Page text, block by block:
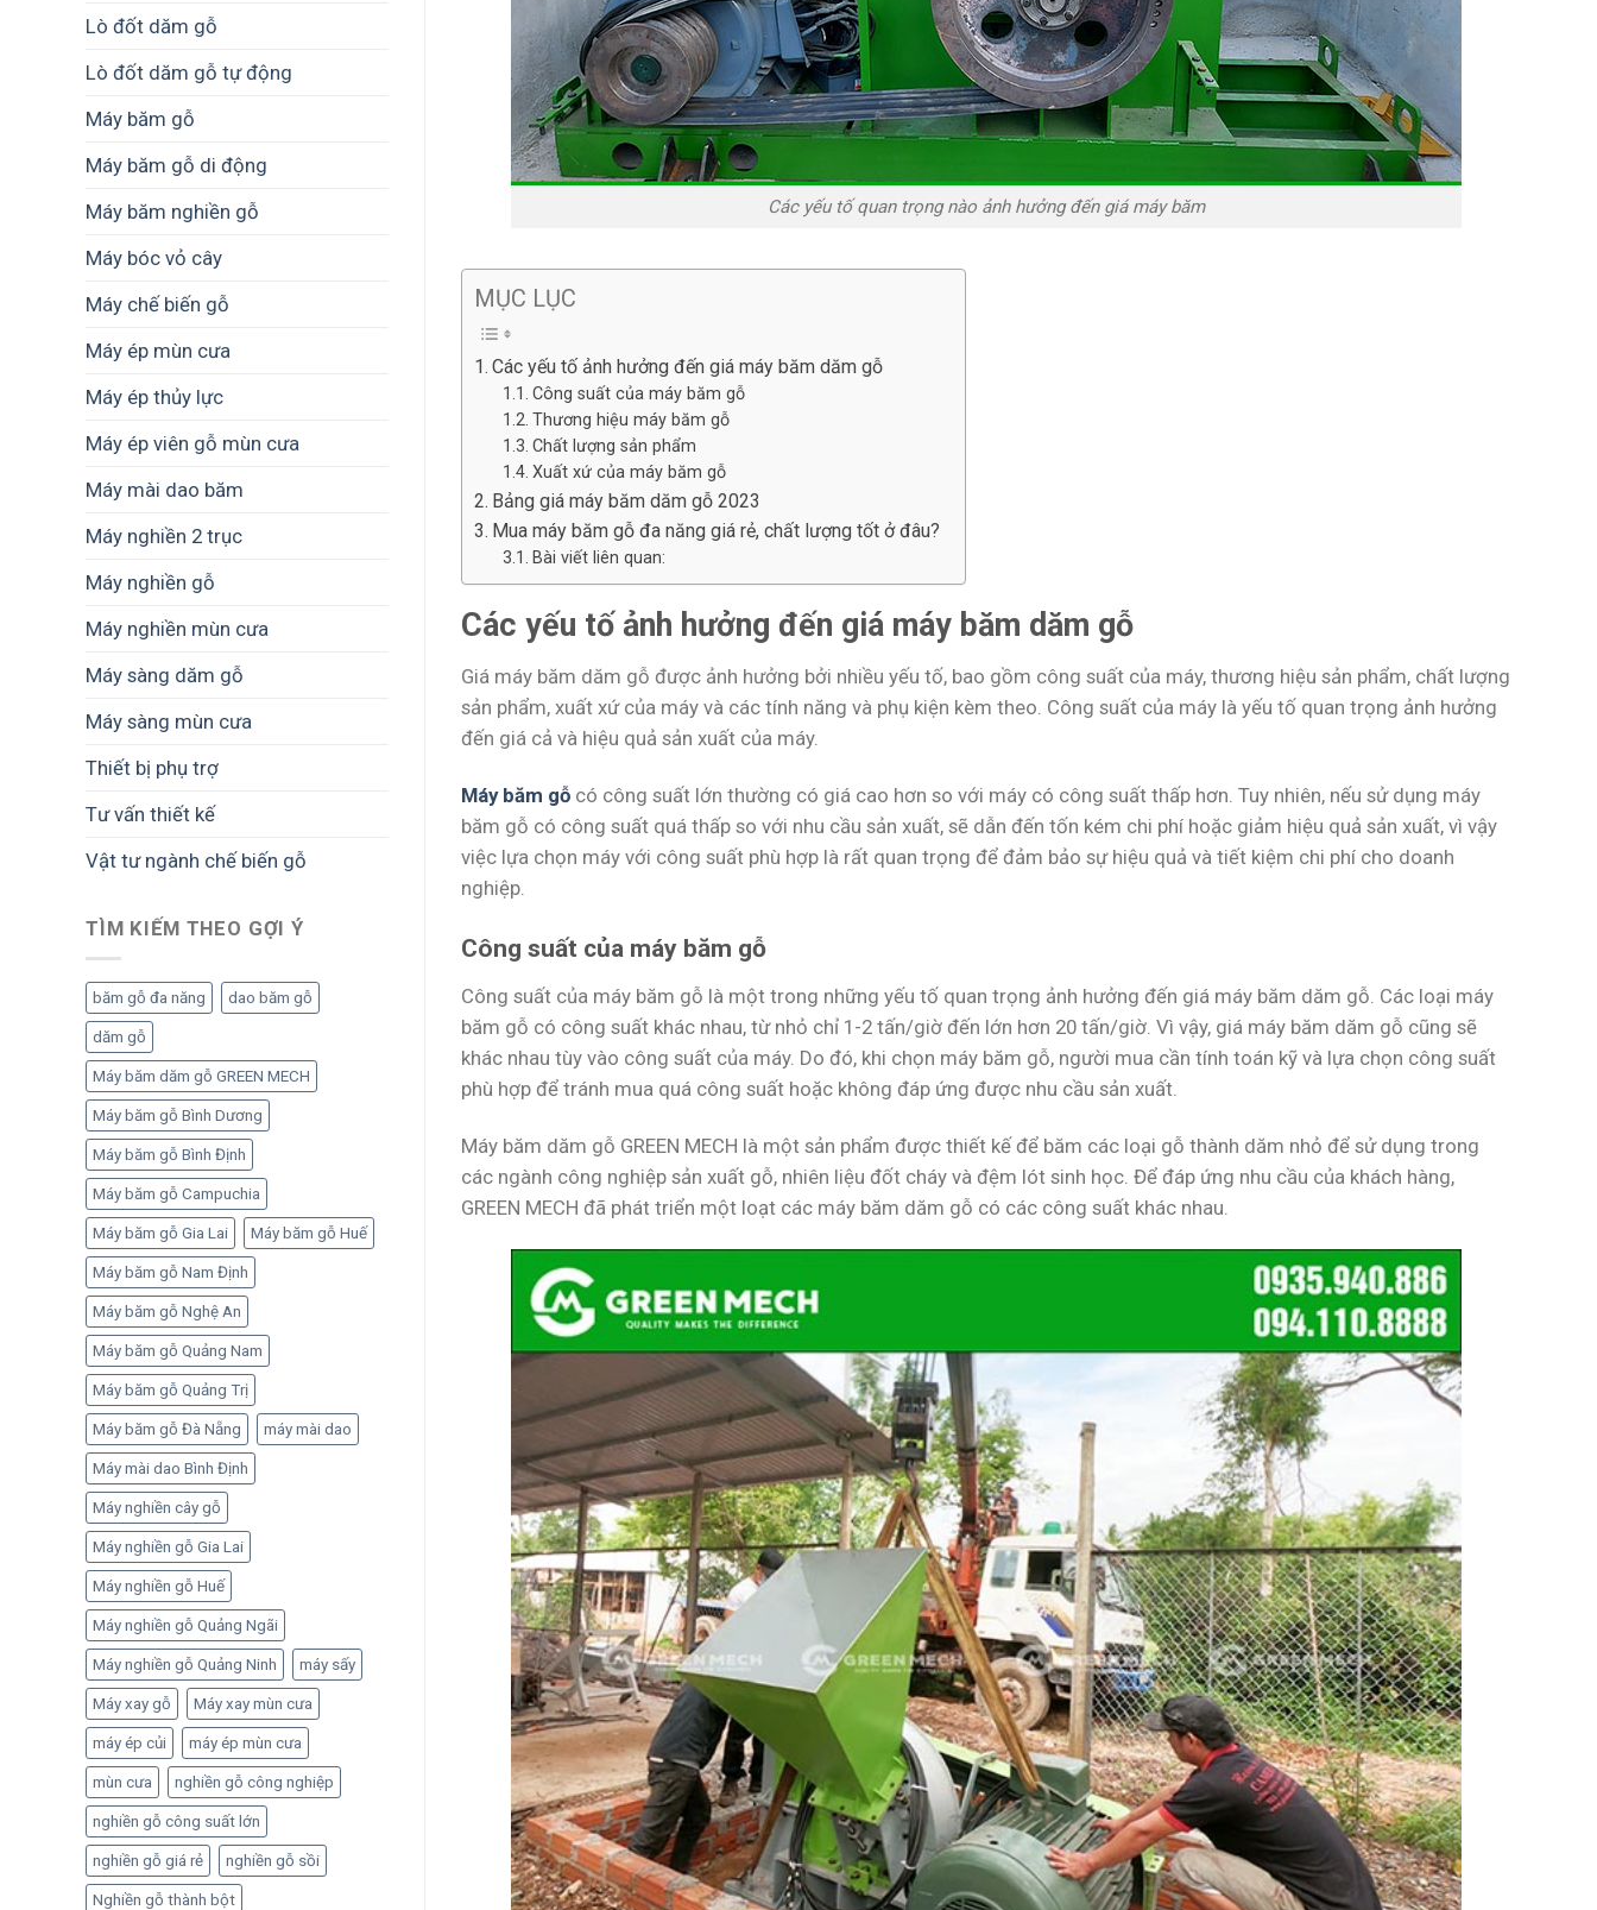
Lò đốt dăm gỗ
Lò đốt dăm gỗ tự động
Máy băm gỗ
Máy băm gỗ di động
Máy băm nghiền gỗ
Máy bóc vỏ cây
Máy chế biến gỗ
Máy ép mùn cưa
Máy ép thủy lực
Máy ép viên gỗ mùn cưa
Máy mài dao băm
Máy nghiền 2 trục
Máy nghiền gỗ
Máy nghiền mùn cưa
Máy sàng dăm gỗ
Máy sàng mùn cưa
Thiết bị phụ trợ
Tư vấn thiết kế
Vật tư ngành chế biến gỗ
TÌM KIẾM THEO GỢI Ý
băm gỗ đa năng dao băm gỗ
dăm gỗ
Máy băm dăm gỗ GREEN MECH
Máy băm gỗ Bình Dương
Máy băm gỗ Bình Định
Máy băm gỗ Campuchia
Máy băm gỗ Gia Lai Máy băm gỗ Huế
Máy băm gỗ Nam Định
Máy băm gỗ Nghệ An
Máy băm gỗ Quảng Nam
Máy băm gỗ Quảng Trị
Máy băm gỗ Đà Nẵng máy mài dao
Máy mài dao Bình Định
Máy nghiền cây gỗ
Máy nghiền gỗ Gia Lai
Máy nghiền gỗ Huế
Máy nghiền gỗ Quảng Ngãi
Máy nghiền gỗ Quảng Ninh máy sấy
Máy xay gỗ Máy xay mùn cưa
máy ép củi máy ép mùn cưa
mùn cưa nghiền gỗ công nghiệp
nghiền gỗ công suất lớn
nghiền gỗ giá rẻ nghiền gỗ sồi
Nghiền gỗ thành bột
Các yếu tố quan trọng nào ảnh hưởng đến giá máy băm
MỤC LỤC
Các yếu tố ảnh hưởng đến giá máy băm dăm gỗ
Công suất của máy băm gỗ
Thương hiệu máy băm gỗ
Chất lượng sản phẩm
Xuất xứ của máy băm gỗ
Bảng giá máy băm dăm gỗ 2023
Mua máy băm gỗ đa năng giá rẻ, chất lượng tốt ở đâu?
Bài viết liên quan:
Các yếu tố ảnh hưởng đến giá máy băm dăm gỗ
Giá máy băm dăm gỗ được ảnh hưởng bởi nhiều yếu tố, bao gồm công suất của máy, thương hiệu sản phẩm, chất lượng
sản phẩm, xuất xứ của máy và các tính năng và phụ kiện kèm theo. Công suất của máy là yếu tố quan trọng ảnh hưởng
đến giá cả và hiệu quả sản xuất của máy.
Máy băm gỗ có công suất lớn thường có giá cao hơn so với máy có công suất thấp hơn. Tuy nhiên, nếu sử dụng máy
băm gỗ có công suất quá thấp so với nhu cầu sản xuất, sẽ dẫn đến tốn kém chi phí hoặc giảm hiệu quả sản xuất, vì vậy
việc lựa chọn máy với công suất phù hợp là rất quan trọng để đảm bảo sự hiệu quả và tiết kiệm chi phí cho doanh
nghiệp.
Công suất của máy băm gỗ
Công suất của máy băm gỗ là một trong những yếu tố quan trọng ảnh hưởng đến giá máy băm dăm gỗ. Các loại máy
băm gỗ có công suất khác nhau, từ nhỏ chỉ 1-2 tấn/giờ đến lớn hơn 20 tấn/giờ. Vì vậy, giá máy băm dăm gỗ cũng sẽ
khác nhau tùy vào công suất của máy. Do đó, khi chọn máy băm gỗ, người mua cần tính toán kỹ và lựa chọn công suất
phù hợp để tránh mua quá công suất hoặc không đáp ứng được nhu cầu sản xuất.
Máy băm dăm gỗ GREEN MECH là một sản phẩm được thiết kế để băm các loại gỗ thành dăm nhỏ để sử dụng trong
các ngành công nghiệp sản xuất gỗ, nhiên liệu đốt cháy và đệm lót sinh học. Để đáp ứng nhu cầu của khách hàng,
GREEN MECH đã phát triển một loạt các máy băm dăm gỗ có các công suất khác nhau.